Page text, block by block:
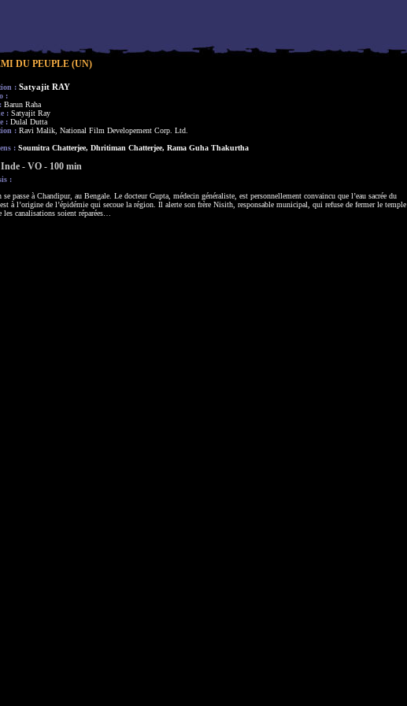
DU PEUPLE (UN)
: Satyajit RAY
:
Barun Raha
: Satyajit Ray
: Dulal Dutta
: Ravi Malik, National Film Developement Corp. Ltd.
: Soumitra Chatterjee, Dhritiman Chatterjee, Rama Guha Thakurtha
Inde - VO - 100 min
:
se passe à Chandipur, au Bengale. Le docteur Gupta, médecin généraliste, est personnellement convaincu que l’eau sacrée du
à l’origine de l’épidémie qui secoue la région. Il alerte son frère Nisith, responsable municipal, qui refuse de fermer le temple
les canalisations soient réparées…